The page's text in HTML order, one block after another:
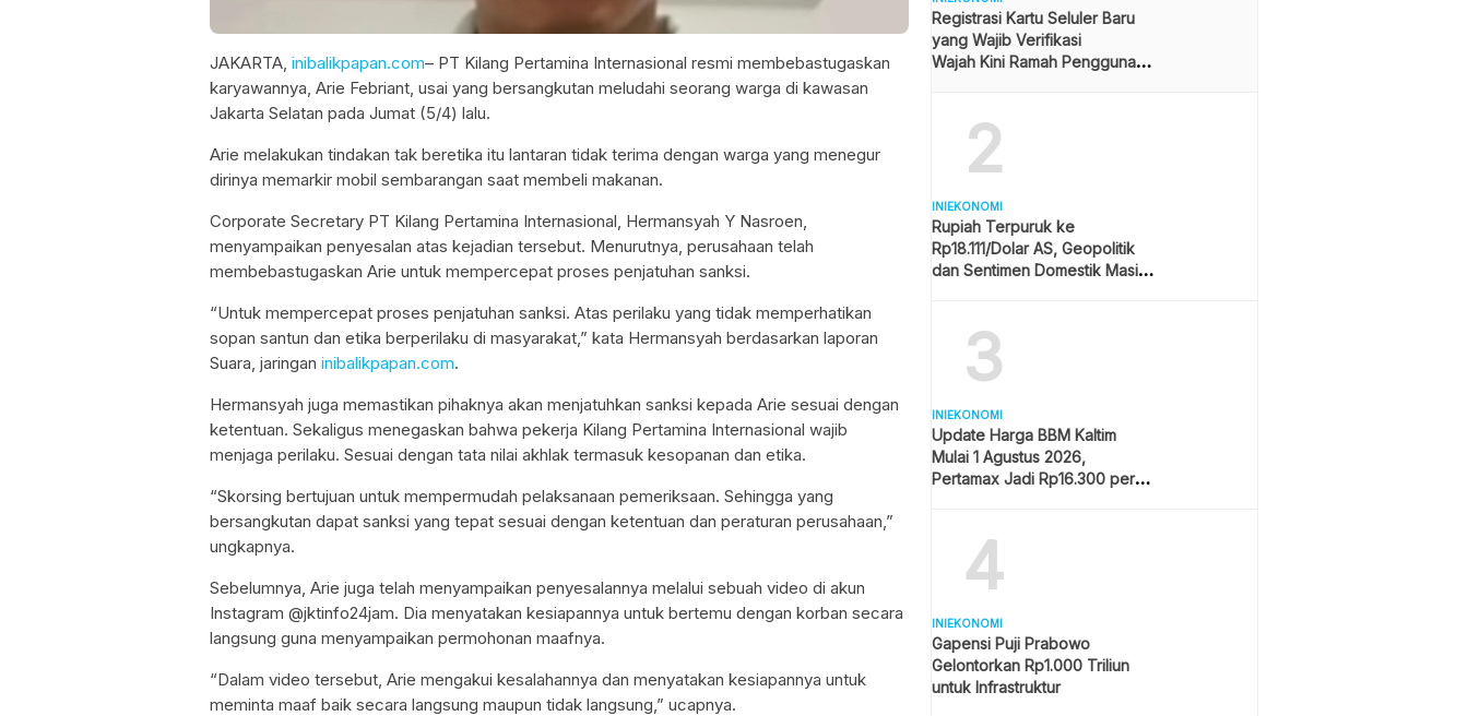
JAKARTA, inibalikpapan.com– PT Kilang Pertamina Internasional resmi membebastugaskan
karyawannya, Arie Febriant, usai yang bersangkutan meludahi seorang warga di kawasan
Jakarta Selatan pada Jumat (5/4) lalu.
Arie melakukan tindakan tak beretika itu lantaran tidak terima dengan warga yang menegur
dirinya memarkir mobil sembarangan saat membeli makanan.
Corporate Secretary PT Kilang Pertamina Internasional, Hermansyah Y Nasroen,
menyampaikan penyesalan atas kejadian tersebut. Menurutnya, perusahaan telah
membebastugaskan Arie untuk mempercepat proses penjatuhan sanksi.
“Untuk mempercepat proses penjatuhan sanksi. Atas perilaku yang tidak memperhatikan
sopan santun dan etika berperilaku di masyarakat,” kata Hermansyah berdasarkan laporan
Suara, jaringan inibalikpapan.com.
Hermansyah juga memastikan pihaknya akan menjatuhkan sanksi kepada Arie sesuai dengan
ketentuan. Sekaligus menegaskan bahwa pekerja Kilang Pertamina Internasional wajib
menjaga perilaku. Sesuai dengan tata nilai akhlak termasuk kesopanan dan etika.
“Skorsing bertujuan untuk mempermudah pelaksanaan pemeriksaan. Sehingga yang
bersangkutan dapat sanksi yang tepat sesuai dengan ketentuan dan peraturan perusahaan,”
ungkapnya.
Sebelumnya, Arie juga telah menyampaikan penyesalannya melalui sebuah video di akun
Instagram @jktinfo24jam. Dia menyatakan kesiapannya untuk bertemu dengan korban secara
langsung guna menyampaikan permohonan maafnya.
“Dalam video tersebut, Arie mengakui kesalahannya dan menyatakan kesiapannya untuk
meminta maaf baik secara langsung maupun tidak langsung,” ucapnya.
Registrasi Kartu Seluler Baru
yang Wajib Verifikasi
Wajah Kini Ramah Pengguna
2
INIEKONOMI
Rupiah Terpuruk ke
Rp18.111/Dolar AS, Geopolitik
dan Sentimen Domestik Masih
3
INIEKONOMI
Update Harga BBM Kaltim
Mulai 1 Agustus 2026,
Pertamax Jadi Rp16.300 per
4
INIEKONOMI
Gapensi Puji Prabowo
Gelontorkan Rp1.000 Triliun
untuk Infrastruktur